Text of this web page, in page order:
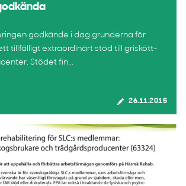
godkände i dag grunderna för
tillfälligt extraordinärt stöd till griskött-
Stödet fin...
26.11.2015